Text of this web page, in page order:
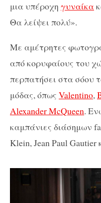
μια υπέροχη γυναίκα
Θα λείψει πολύ».
Με αμέτρητες
από κορυφαίους του
περπατήσει στα σόου
μόδας, όπως Valentino,
Alexander McQueen.
καμπάνιες διάσημων
Klein, Jean Paul Gautier